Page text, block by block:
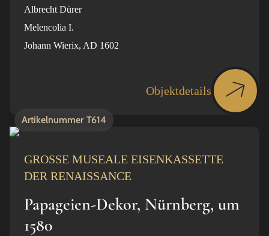
Albrecht Dürer
Melencolia I.
Johann Wierix, AD 1602
Objektdetails
Artikelnummer T614
GROSSE MUSEALE EISENKASSETTE
DER RENAISSANCE
Papageien-Dekor, Nürnberg, um
1580